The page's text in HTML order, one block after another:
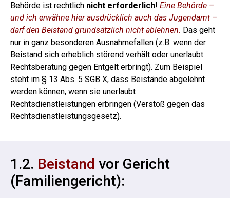
Behörde ist rechtlich nicht erforderlich! Eine Behörde –
und ich erwähne hier ausdrücklich auch das Jugendamt –
darf den Beistand grundsätzlich nicht ablehnen. Das geht
nur in ganz besonderen Ausnahmefällen (z.B. wenn der
Beistand sich erheblich störend verhält oder unerlaubt
Rechtsberatung gegen Entgelt erbringt). Zum Beispiel
steht im § 13 Abs. 5 SGB X, dass Beistände abgelehnt
werden können, wenn sie unerlaubt
Rechtsdienstleistungen erbringen (Verstoß gegen das
Rechtsdienstleistungsgesetz).
1.2. Beistand vor Gericht
(Familiengericht):